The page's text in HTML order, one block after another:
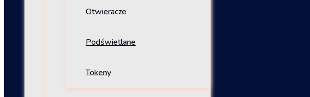
Otwieracze
Podświetlane
Tokeny